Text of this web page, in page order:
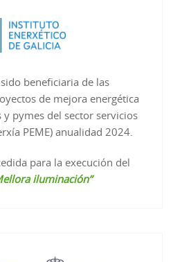
sido beneficiaria de las
de mejora energética
pymes del sector servicios
PEME) anualidad 2024.
para la execución del
iluminación”